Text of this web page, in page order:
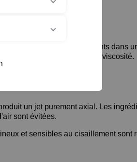
et ingrédients aromatisants dans
dans une base à faible viscosité.
un jet purement axial. Les
sont évitées.
et sensibles au cisaillement sont